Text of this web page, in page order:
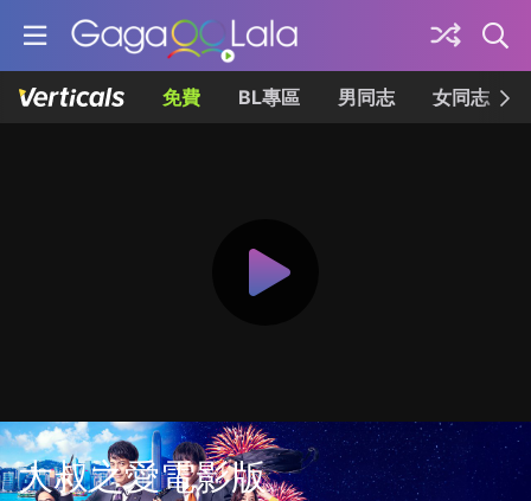
免費 BL專區 男同志 女同志
大叔之愛電影版